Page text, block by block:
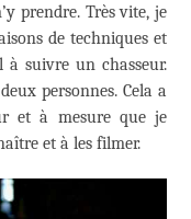
prendre. Très vite, je
de techniques et
suivre un chasseur.
personnes. Cela a
et à mesure que je
et à les filmer.